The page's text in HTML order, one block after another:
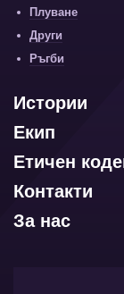
Плуване
Други
Ръгби
Истории
Екип
Етичен
Контакти
За нас